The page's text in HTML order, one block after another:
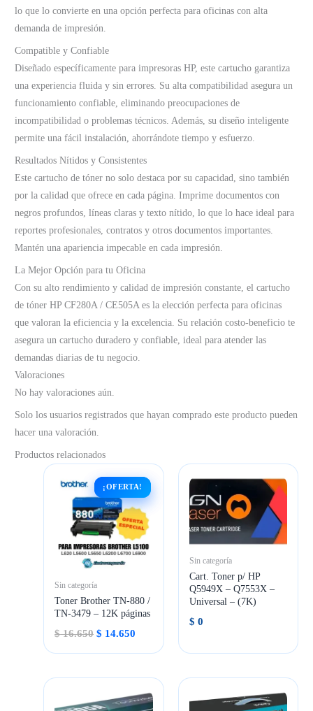
lo que lo convierte en una opción perfecta para oficinas con alta
demanda de impresión.
Compatible y Confiable
Diseñado específicamente para impresoras HP, este cartucho garantiza
una experiencia fluida y sin errores. Su alta compatibilidad asegura un
funcionamiento confiable, eliminando preocupaciones de
incompatibilidad o problemas técnicos. Además, su diseño inteligente
permite una fácil instalación, ahorrándote tiempo y esfuerzo.
Resultados Nítidos y Consistentes
Este cartucho de tóner no solo destaca por su capacidad, sino también
por la calidad que ofrece en cada página. Imprime documentos con
negros profundos, líneas claras y texto nítido, lo que lo hace ideal para
reportes profesionales, contratos y otros documentos importantes.
Mantén una apariencia impecable en cada impresión.
La Mejor Opción para tu Oficina
Con su alto rendimiento y calidad de impresión constante, el cartucho
de tóner HP CF280A / CE505A es la elección perfecta para oficinas
que valoran la eficiencia y la excelencia. Su relación costo-beneficio te
asegura un cartucho duradero y confiable, ideal para atender las
demandas diarias de tu negocio.
Valoraciones
No hay valoraciones aún.
Solo los usuarios registrados que hayan comprado este producto pueden
hacer una valoración.
Productos relacionados
¡OFERTA!
¡OFERTA!
Sin categoría
Toner Brother TN-880 /
TN-3479 – 12K páginas
$16.650 El
original
$ 14.650
precio
actual
$ 14.650.
Sin categoría
Cart. Toner p/ HP
Q5949X – Q7553X –
Universal – (7K)
$ 0